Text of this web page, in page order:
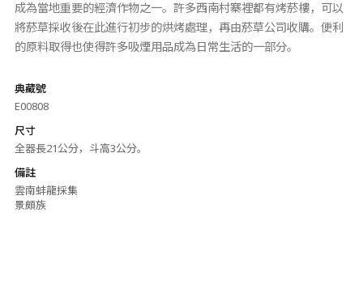
成為當地重要的經濟作物之一。許多西南村寨裡都有烤菸樓，可以
將菸草採收後在此進行初步的烘烤處理，再由菸草公司收購。便利
的原料取得也使得許多吸煙用品成為日常生活的一部分。
典藏號
E00808
尺寸
全器長21公分，斗高3公分。
備註
雲南蚌龍採集
景頗族